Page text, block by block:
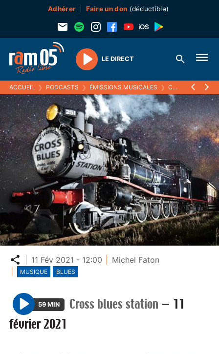
Adhérer Faire un don (déductible)
Play
LE DIRECT
ACCUEIL ❯ PODCASTS ❯ ÉMISSIONS MUSICALES ❯ CROSS BLUES STATION
Partager
11 Fév 2021 - 12:00 Michel Faton
MUSIQUE BLUES
P
l
59 MIN Cross blues station — 11
février 2021